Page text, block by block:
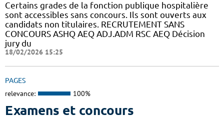
Certains grades de la fonction publique hospitalière
sont accessibles sans concours. Ils sont ouverts aux
candidats non titulaires. RECRUTEMENT SANS
CONCOURS ASHQ AEQ ADJ.ADM RSC AEQ Décision
jury du
18/02/2026 15:25
PAGES
relevance: 100%
Examens et concours